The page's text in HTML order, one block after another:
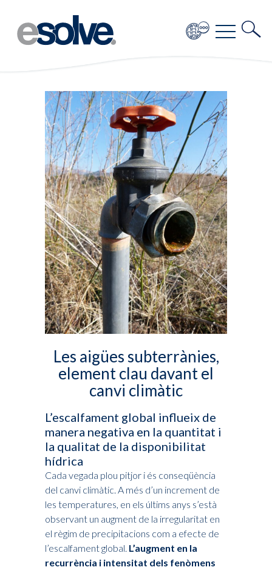
Les aigües subterrànies,
element clau davant el
canvi climàtic
L’escalfament global influeix de
manera negativa en la quantitat i
la qualitat de la disponibilitat
hídrica
Cada vegada plou pitjor i és conseqüència
del canvi climàtic. A més d’un increment de
les temperatures, en els últims anys s’està
observant un augment de la irregularitat en
el règim de precipitacions com a efecte de
l’escalfament global. L’augment en la
recurrència i intensitat dels fenòmens